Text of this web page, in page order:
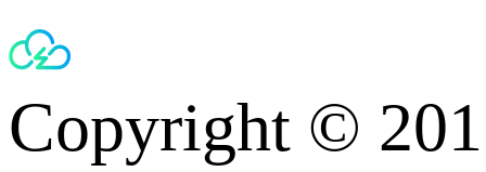
Copyright ©